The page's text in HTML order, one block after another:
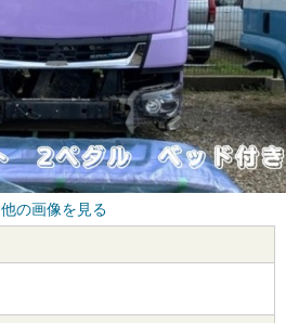
他の画像を見る